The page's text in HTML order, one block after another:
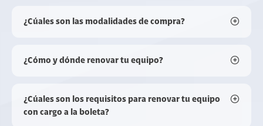
¿Cúales son las modalidades de compra?
¿Cómo y dónde renovar tu equipo?
¿Cúales son los requisitos para renovar tu equipo
con cargo a la boleta?